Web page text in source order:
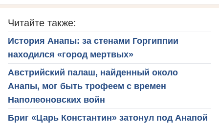
Читайте также:
История Анапы: за стенами Горгиппии
находился «город мертвых»
Австрийский палаш, найденный около
Анапы, мог быть трофеем с времен
Наполеоновских войн
Бриг «Царь Константин» затонул под Анапой